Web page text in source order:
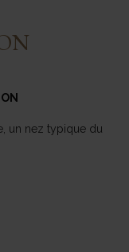
un nez typique du